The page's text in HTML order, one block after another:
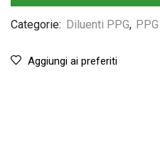
Categorie: Diluenti PPG, PPG
Aggiungi ai preferiti